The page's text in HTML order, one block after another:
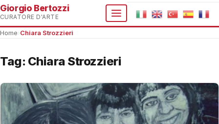
Giorgio Bertozzi
CURATORE D'ARTE
Home Chiara Strozzieri
Tag: Chiara Strozzieri